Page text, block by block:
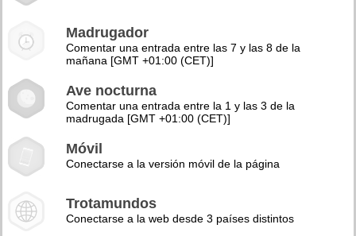
Madrugador
Comentar una entrada entre las 7 y las 8 de la
mañana [GMT +01:00 (CET)]
Ave nocturna
Comentar una entrada entre la 1 y las 3 de la
madrugada [GMT +01:00 (CET)]
Móvil
Conectarse a la versión móvil de la página
Trotamundos
Conectarse a la web desde 3 países distintos